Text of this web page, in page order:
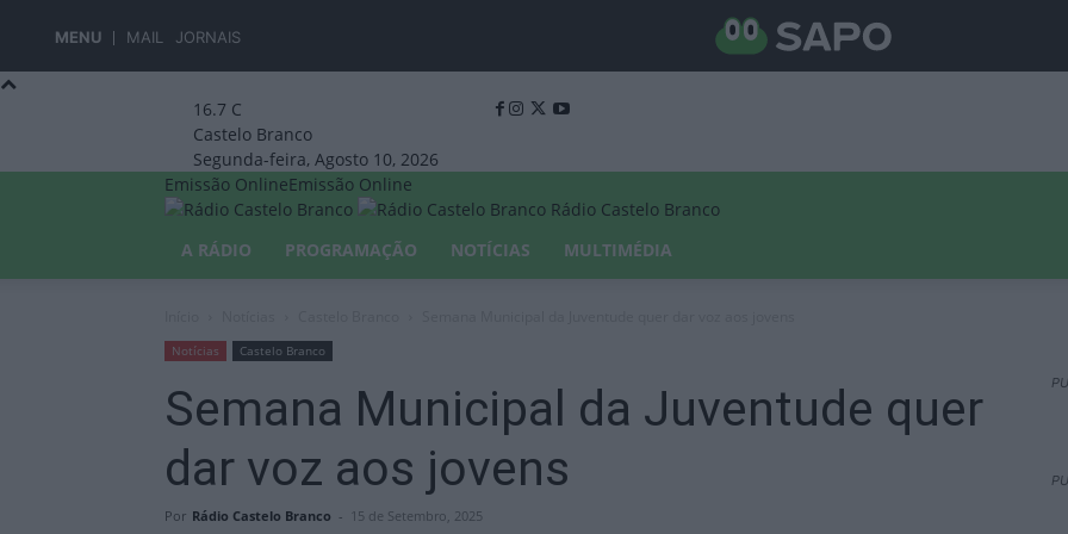
MENU MAIL JORNAIS
16.7 C
Castelo Branco
Segunda-feira, Agosto 10, 2026
Emissão OnlineEmissão Online
Rádio Castelo Branco
A RÁDIO
PROGRAMAÇÃO NOTÍCIAS MULTIMÉDIA
Notícias Castelo Branco
Semana Municipal da Juventude quer
dar voz aos jovens
Por Rádio Castelo Branco - 15 de Setembro, 2025